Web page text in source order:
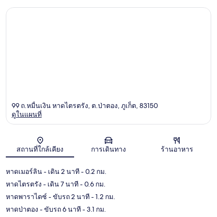
แผนที่
99 ถ.หมื่นเงิน หาดไตรตรัง, ต.ป่าตอง, ภูเก็ต, 83150
ดูในแผนที่
สถานที่ใกล้เคียง การเดินทาง ร้านอาหาร
หาดเมอร์ลิน- เดิน 2 นาที- 0.2 กม.
หาดไตรตรัง - เดิน 7 นาที- 0.6 กม.
หาดพาราไดซ์ - ขับรถ 2 นาที- 1.2 กม.
หาดป่าตอง - ขับรถ 6 นาที- 3.1 กม.